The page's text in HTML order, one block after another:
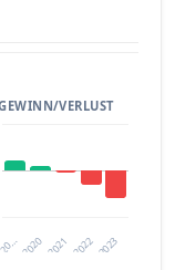
VERLUST
20… 2021 2023
2020 2022